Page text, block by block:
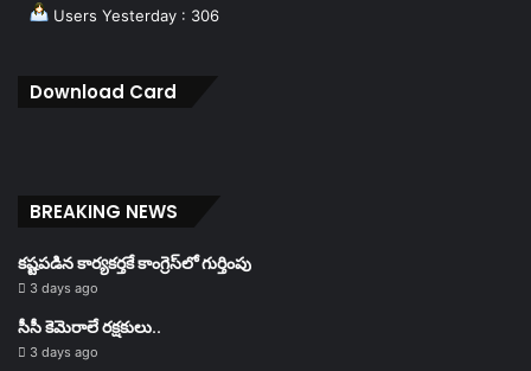
Users Yesterday : 306
Download Card
BREAKING NEWS
కష్టపడిన కార్యకర్తకే కాంగ్రెస్‌లో గుర్తింపు
3 days ago
సీసీ కెమెరాలే రక్షకులు..
3 days ago